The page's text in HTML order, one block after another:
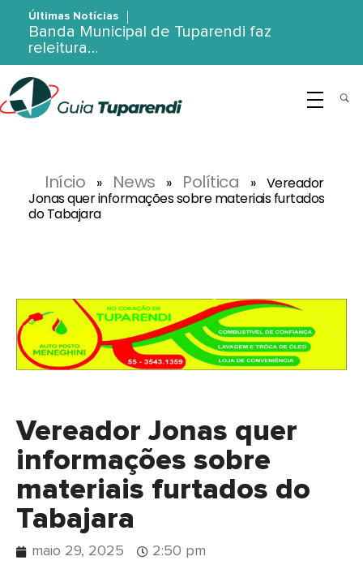
Últimas Notícias
Banda Municipal de Tuparendi faz
releitura…
Início » News » Política » Vereador
Jonas quer informações sobre materiais furtados
do Tabajara
Vereador Jonas quer
informações sobre
materiais furtados do
Tabajara
maio 29, 2025
2:50 pm